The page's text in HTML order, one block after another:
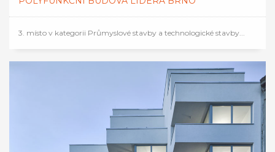
3. místo v kategorii Průmyslové stavby a technologické stavby...